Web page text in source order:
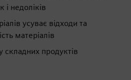
недоліків
усуває відходи та
матеріалів
продуктів